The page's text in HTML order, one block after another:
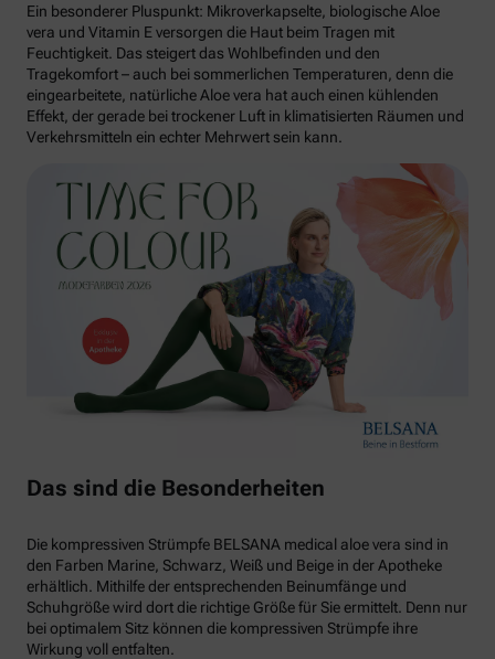
Ein besonderer Pluspunkt: Mikroverkapselte, biologische Aloe
vera und Vitamin E versorgen die Haut beim Tragen mit
Feuchtigkeit. Das steigert das Wohlbefinden und den
Tragekomfort – auch bei sommerlichen Temperaturen, denn die
eingearbeitete, natürliche Aloe vera hat auch einen kühlenden
Effekt, der gerade bei trockener Luft in klimatisierten Räumen und
Verkehrsmitteln ein echter Mehrwert sein kann.
Das sind die Besonderheiten
Die kompressiven Strümpfe BELSANA medical aloe vera sind in
den Farben Marine, Schwarz, Weiß und Beige in der Apotheke
erhältlich. Mithilfe der entsprechenden Beinumfänge und
Schuhgröße wird dort die richtige Größe für Sie ermittelt. Denn nur
bei optimalem Sitz können die kompressiven Strümpfe ihre
Wirkung voll entfalten.